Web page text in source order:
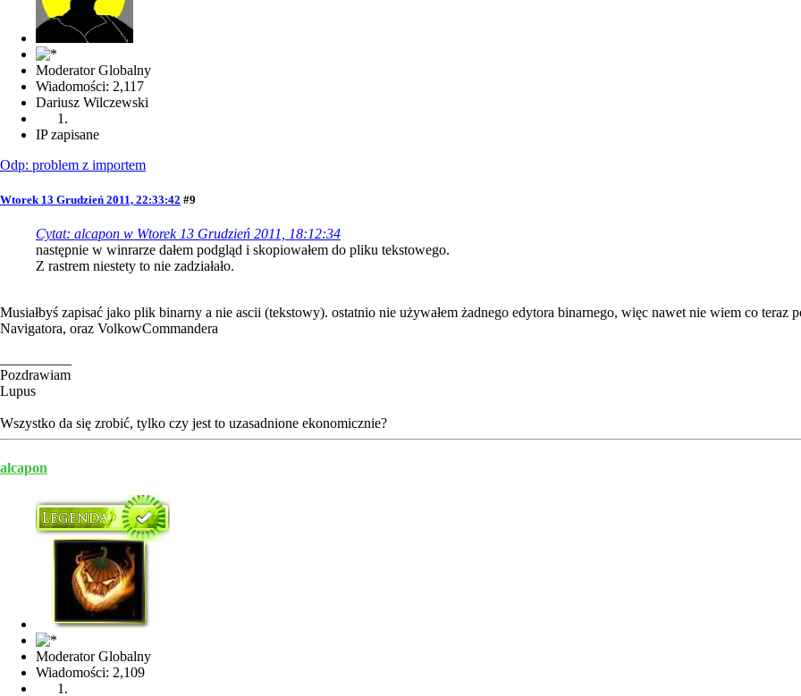
Moderator Globalny
Wiadomości: 2,117
Dariusz Wilczewski
IP zapisane
Odp: problem z importem
Wtorek 13 Grudzień 2011, 22:33:42 #9
Cytat: alcapon w Wtorek 13 Grudzień 2011, 18:12:34
następnie w winrarze dałem podgląd i skopiowałem do pliku tekstowego.
Z rastrem niestety to nie zadziałało.
Musiałbyś zapisać jako plik binarny a nie ascii (tekstowy). ostatnio nie używałem żadnego edytora binarnego, więc nawet nie wiem co
Navigatora, oraz VolkowCommandera
Pozdrawiam
Lupus
Wszystko da się zrobić, tylko czy jest to uzasadnione ekonomicznie?
alcapon
Moderator Globalny
Wiadomości: 2,109